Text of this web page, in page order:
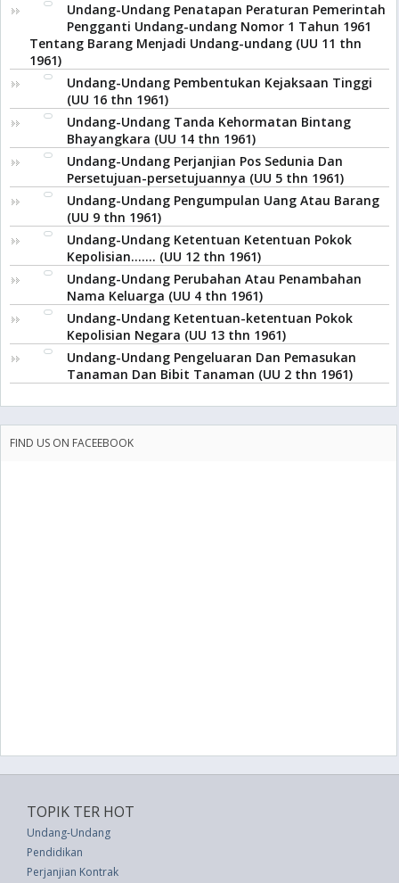
Undang-Undang Penatapan Peraturan Pemerintah
Pengganti Undang-undang Nomor 1 Tahun 1961
Tentang Barang Menjadi Undang-undang (UU 11 thn
1961)
Undang-Undang Pembentukan Kejaksaan Tinggi
(UU 16 thn 1961)
Undang-Undang Tanda Kehormatan Bintang
Bhayangkara (UU 14 thn 1961)
Undang-Undang Perjanjian Pos Sedunia Dan
Persetujuan-persetujuannya (UU 5 thn 1961)
Undang-Undang Pengumpulan Uang Atau Barang
(UU 9 thn 1961)
Undang-Undang Ketentuan Ketentuan Pokok
Kepolisian....... (UU 12 thn 1961)
Undang-Undang Perubahan Atau Penambahan
Nama Keluarga (UU 4 thn 1961)
Undang-Undang Ketentuan-ketentuan Pokok
Kepolisian Negara (UU 13 thn 1961)
Undang-Undang Pengeluaran Dan Pemasukan
Tanaman Dan Bibit Tanaman (UU 2 thn 1961)
FIND US ON FACEEBOOK
TOPIK TER HOT
Undang-Undang
Pendidikan
Perjanjian Kontrak